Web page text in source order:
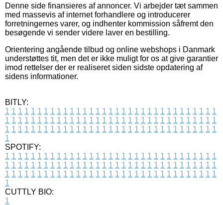
Denne side finansieres af annoncer. Vi arbejder tæt sammen
med massevis af internet forhandlere og introducerer
forretningernes varer, og indhenter kommission såfremt den
besøgende vi sender videre laver en bestilling.
Orientering angående tilbud og online webshops i Danmark
understøttes tit, men det er ikke muligt for os at give garantier
imod rettelser der er realiseret siden sidste opdatering af
sidens informationer.
BITLY:
1 1 1 1 1 1 1 1 1 1 1 1 1 1 1 1 1 1 1 1 1 1 1 1 1 1 1 1 1 1 1 1 1
1 1 1 1 1 1 1 1 1 1 1 1 1 1 1 1 1 1 1 1 1 1 1 1 1 1 1 1 1 1 1 1 1
1 1 1 1 1 1 1 1 1 1 1 1 1 1 1 1 1 1 1 1 1 1 1 1 1 1 1 1 1 1 1 1 1
1
SPOTIFY:
1 1 1 1 1 1 1 1 1 1 1 1 1 1 1 1 1 1 1 1 1 1 1 1 1 1 1 1 1 1 1 1 1
1 1 1 1 1 1 1 1 1 1 1 1 1 1 1 1 1 1 1 1 1 1 1 1 1 1 1 1 1 1 1 1 1
1 1 1 1 1 1 1 1 1 1 1 1 1 1 1 1 1 1 1 1 1 1 1 1 1 1 1 1 1 1 1 1 1
1
CUTTLY BIO:
1